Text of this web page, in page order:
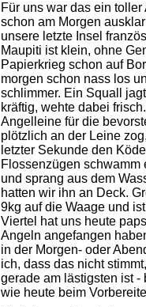
Für uns war das ein
schon am Morgen
unsere letzte Insel
Maupiti ist klein, ohne
Papierkrieg schon auf
morgen schon nass los
schlimmer. Ein Squall
kräftig, wehte dabei
Angelleine für die
plötzlich an der Leine
letzter Sekunde den
Flossenzügen schwamm
und sprang aus dem
hatten wir ihn an Deck.
9kg auf die Waage und
Viertel hat uns heute
Angeln angefangen
in der Morgen- oder
ich, dass das nicht
gerade am lästigsten ist
wie heute beim